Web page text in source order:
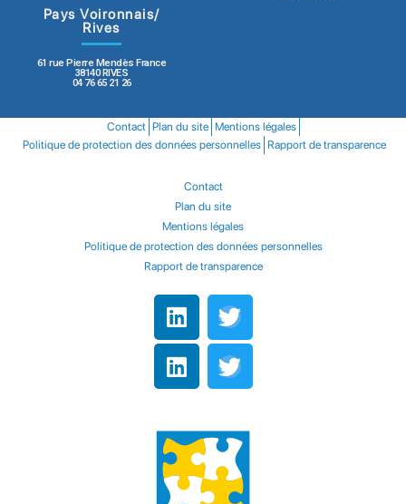
Pays Voironnais/
Rives
61 rue Pierre Mendès France
38140 RIVES
04 76 65 21 26
Contact Plan du site Mentions légales
Politique de protection des données personnelles Rapport de transparence
Contact
Plan du site
Mentions légales
Politique de protection des données personnelles
Rapport de transparence